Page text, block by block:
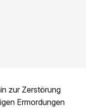
zur Zerstörung
Ermordungen